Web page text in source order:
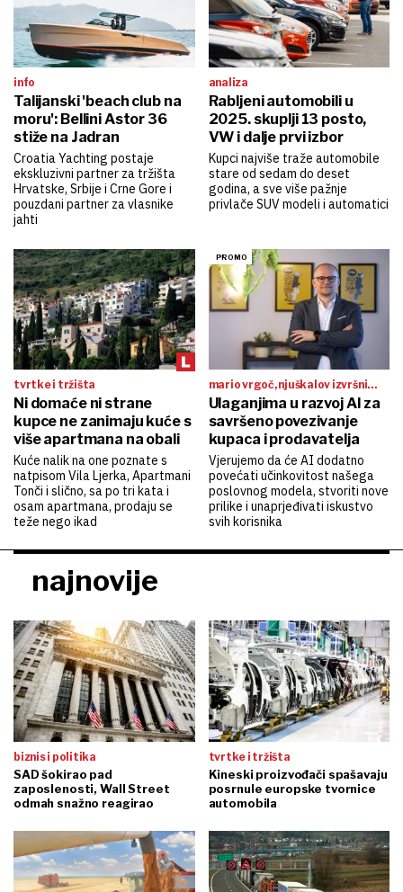
info
Talijanski 'beach club na
moru': Bellini Astor 36
stiže na Jadran
Croatia Yachting postaje
ekskluzivni partner za tržišta
Hrvatske, Srbije i Crne Gore i
pouzdani partner za vlasnike
jahti
analiza
Rabljeni automobili u
2025. skuplji 13 posto,
VW i dalje prvi izbor
Kupci najviše traže automobile
stare od sedam do deset
godina, a sve više pažnje
privlače SUV modeli i automatici
tvrtke i tržišta
Ni domaće ni strane
kupce ne zanimaju kuće s
više apartmana na obali
Kuće nalik na one poznate s
natpisom Vila Ljerka, Apartmani
Tonči i slično, sa po tri kata i
osam apartmana, prodaju se
teže nego ikad
mario vrgoč, njuškalov izvršni
direktor:
Ulaganjima u razvoj AI za
savršeno povezivanje
kupaca i prodavatelja
Vjerujemo da će AI dodatno
povećati učinkovitost našega
poslovnog modela, stvoriti nove
prilike i unaprjeđivati iskustvo
svih korisnika
najnovije
biznis i politika
SAD šokirao pad
zaposlenosti, Wall Street
odmah snažno reagirao
tvrtke i tržišta
Kineski proizvođači spašavaju
posrnule europske tvornice
automobila